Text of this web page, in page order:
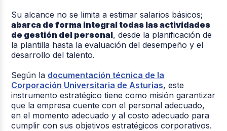
Su alcance no se limita a estimar salarios básicos;
abarca de forma integral todas las actividades
de gestión del personal, desde la planificación de
la plantilla hasta la evaluación del desempeño y el
desarrollo del talento.
Según la documentación técnica de la
Corporación Universitaria de Asturias, este
instrumento estratégico tiene como misión garantizar
que la empresa cuente con el personal adecuado,
en el momento adecuado y al costo adecuado para
cumplir con sus objetivos estratégicos corporativos.